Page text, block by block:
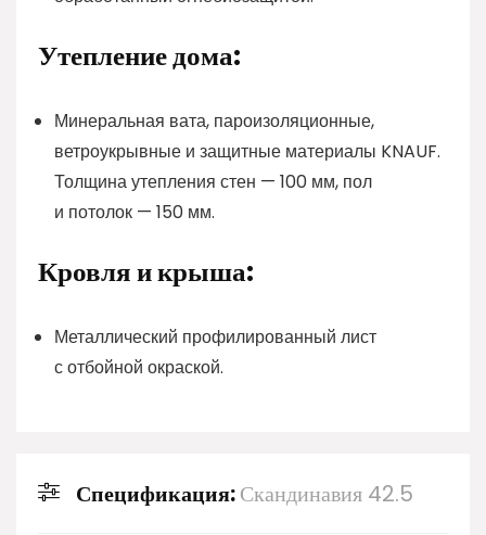
Утепление дома:
Минеральная вата, пароизоляционные,
ветроукрывные и защитные материалы KNAUF.
Толщина утепления стен — 100 мм, пол
и потолок — 150 мм.
Кровля и крыша:
Металлический профилированный лист
с отбойной окраской.
Спецификация:Скандинавия 42.5